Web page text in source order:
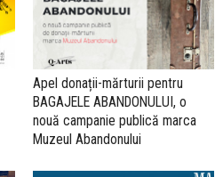
Apel donații-mărturii pentru
BAGAJELE ABANDONULUI, o
nouă campanie publică marca
Muzeul Abandonului